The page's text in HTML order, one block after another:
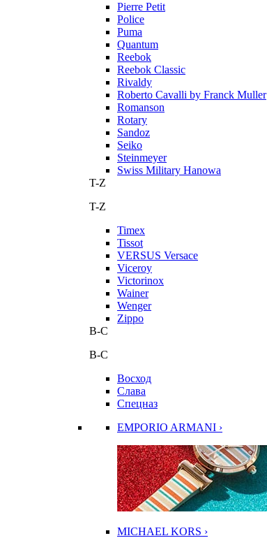
Pierre Petit
Police
Puma
Quantum
Reebok
Reebok Classic
Rivaldy
Roberto Cavalli by Franck Muller
Romanson
Rotary
Sandoz
Seiko
Steinmeyer
Swiss Military Hanowa
T-Z
T-Z
Timex
Tissot
VERSUS Versace
Viceroy
Victorinox
Wainer
Wenger
Zippo
В-С
В-С
Восход
Слава
Спецназ
EMPORIO ARMANI ›
MICHAEL KORS ›